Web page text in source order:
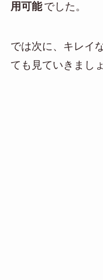
用可能 でした。
では次に、キレイ
ても見ていきましょ